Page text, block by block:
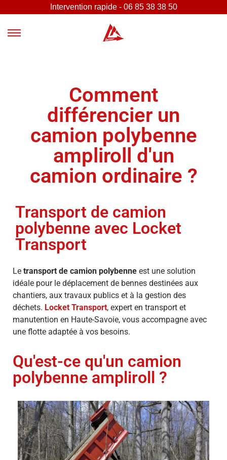
Intervention rapide - 06 85 38 38 50
Comment
différencier un
camion polybenne
ampliroll d'un
camion ordinaire ?
Transport de camion
polybenne avec Locket
Transport
Le transport de camion polybenne est une solution
idéale pour le déplacement de bennes destinées aux
chantiers, aux travaux publics et à la gestion des
déchets. Locket Transport, expert en transport et
manutention en Haute-Savoie, vous accompagne avec
une flotte adaptée à vos besoins.
Qu'est-ce qu'un camion
polybenne ampliroll ?